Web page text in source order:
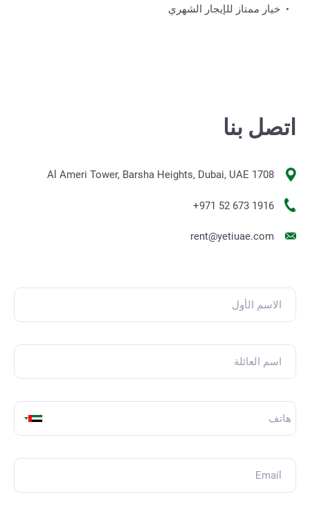
خيار ممتاز للإيجار الشهري
اتصل بنا
1708 Al Ameri Tower, Barsha Heights, Dubai, UAE
+971 52 673 1916
rent@yetiuae.com